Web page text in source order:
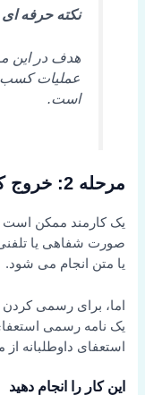
نکته حرفه ای HR
هدف در این
عملیات کسب
است.
مرحله 2: خروج کارمند را مستند کنید
یک کارمند ممکن است
صورت شفاهی یا
یا متن انجام می شود.
اما، برای رسمی کردن
یک نامه رسمی
استعفای داوطلبانه
این کار را انجام دهید